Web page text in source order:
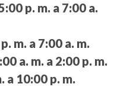
p. m. a 7:00 a.
m. a 7:00 a. m.
a. m. a 2:00 p. m.
a 10:00 p. m.